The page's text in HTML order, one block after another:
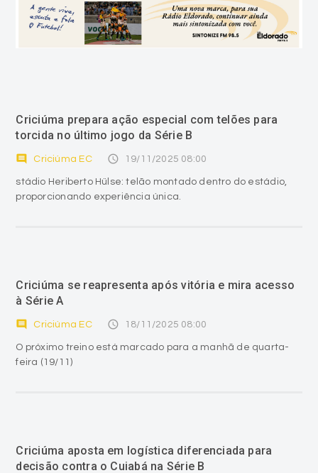
Criciúma prepara ação especial com telões para
torcida no último jogo da Série B
comment Criciúma EC access_time 19/11/2025 08:00
stádio Heriberto Hülse: telão montado dentro do estádio,
proporcionando experiência única.
Criciúma se reapresenta após vitória e mira acesso
à Série A
comment Criciúma EC access_time 18/11/2025 08:00
O próximo treino está marcado para a manhã de quarta-
feira (19/11)
Criciúma aposta em logística diferenciada para
decisão contra o Cuiabá na Série B